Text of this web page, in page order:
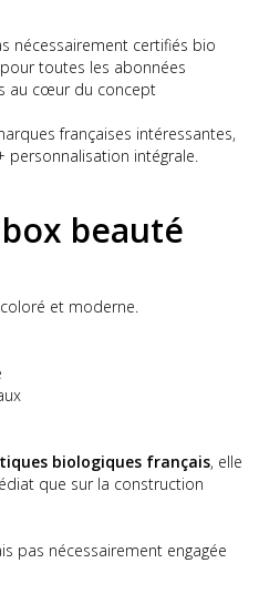
nécessairement certifiés bio
toutes les abonnées
au cœur du concept
françaises intéressantes,
intégrale.
beauté
et moderne.
biologiques français, elle
que sur la construction
pas nécessairement engagée